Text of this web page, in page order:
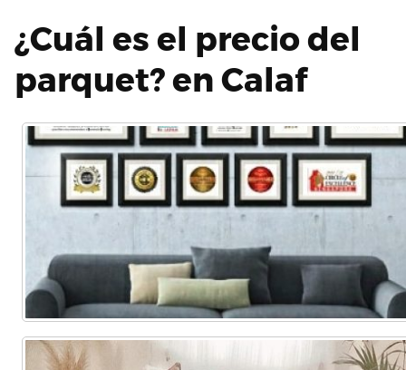
¿Cuál es el precio del
parquet? en Calaf